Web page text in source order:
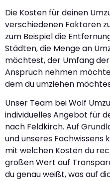
Die Kosten für deinen
verschiedenen Faktoren
zum Beispiel die
Städten, die Menge an
möchtest, der Umfang
Anspruch nehmen
dem du umziehen
Unser Team bei Wolf
individuelles Angebot für
nach Feldkirch. Auf
und unseres Fachwissens
mit welchen Kosten du
großen Wert auf
du genau weißt, was auf